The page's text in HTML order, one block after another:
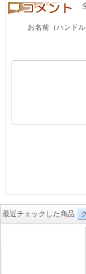
お名前（ハンドル
最近チェックした商品